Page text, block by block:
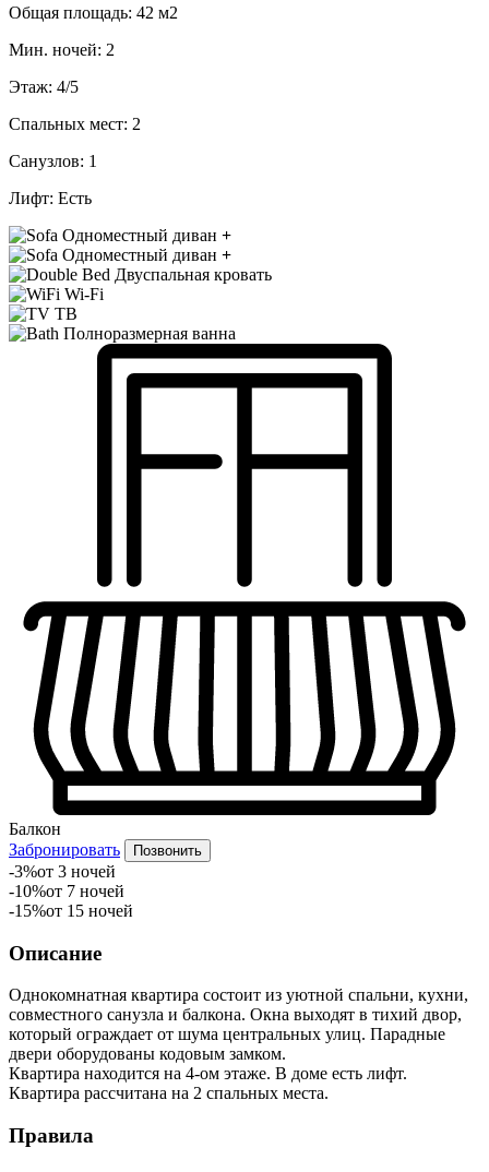
Общая площадь: 42 м2
Мин. ночей: 2
Этаж: 4/5
Спальных мест: 2
Санузлов: 1
Лифт: Есть
Одноместный диван +
Одноместный диван +
Двуспальная кровать
Wi-Fi
ТВ
Полноразмерная ванна
Балкон
Забронировать
Позвонить
-3%от 3 ночей
-10%от 7 ночей
-15%от 15 ночей
Описание
Однокомнатная квартира состоит из уютной спальни, кухни,
совместного санузла и балкона. Окна выходят в тихий двор,
который ограждает от шума центральных улиц. Парадные
двери оборудованы кодовым замком.
Квартира находится на 4-ом этаже. В доме есть лифт.
Квартира рассчитана на 2 спальных места.
Правила